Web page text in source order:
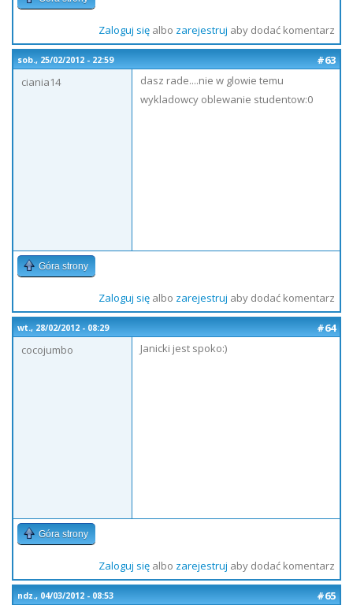
Zaloguj sięalbo zarejestruj aby dodać komentarz
sob., 25/02/2012 - 22:59
#63
ciania14
dasz rade....nie w glowie temu
wykladowcy oblewanie studentow:0
Góra strony
Zaloguj sięalbo zarejestruj aby dodać komentarz
wt., 28/02/2012 - 08:29
#64
cocojumbo
Janicki jest spoko:)
Góra strony
Zaloguj sięalbo zarejestruj aby dodać komentarz
ndz., 04/03/2012 - 08:53
#65